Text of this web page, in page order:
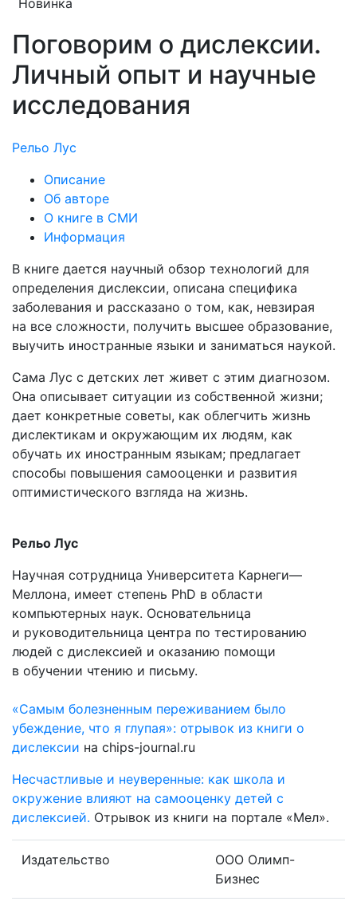
Новинка
Поговорим о дислексии.
Личный опыт и научные
исследования
Рельо Лус
Описание
Об авторе
О книге в СМИ
Информация
В книге дается научный обзор технологий для
определения дислексии, описана специфика
заболевания и рассказано о том, как, невзирая
на все сложности, получить высшее образование,
выучить иностранные языки и заниматься наукой.
Сама Лус с детских лет живет с этим диагнозом.
Она описывает ситуации из собственной жизни;
дает конкретные советы, как облегчить жизнь
дислектикам и окружающим их людям, как
обучать их иностранным языкам; предлагает
способы повышения самооценки и развития
оптимистического взгляда на жизнь.
Рельо Лус
Научная сотрудница Университета Карнеги—
Меллона, имеет степень PhD в области
компьютерных наук. Основательница
и руководительница центра по тестированию
людей с дислексией и оказанию помощи
в обучении чтению и письму.
«Самым болезненным переживанием было
убеждение, что я глупая»: отрывок из книги о
дислексии на chips-journal.ru
Несчастливые и неуверенные: как школа и
окружение влияют на самооценку детей с
дислексией. Отрывок из книги на портале «Мел».
Издательство
ООО Олимп-
Бизнес